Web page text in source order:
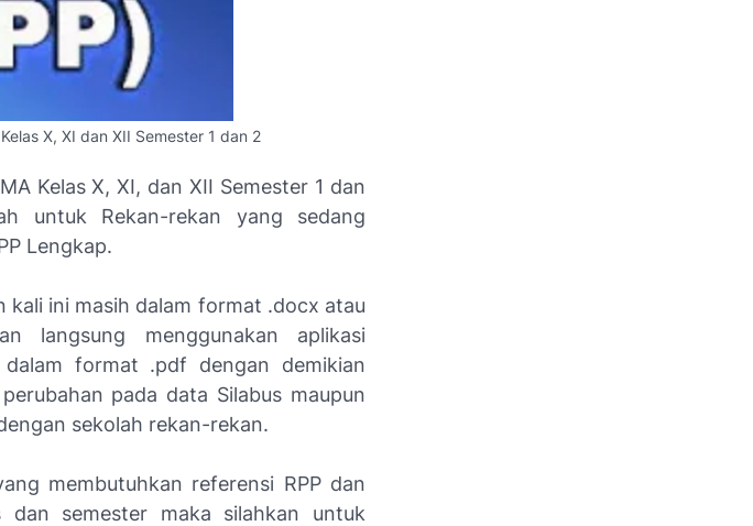
X, XI dan XII Semester 1 dan 2
Kelas X, XI, dan XII Semester 1 dan
untuk Rekan-rekan yang sedang
Lengkap.
kali ini masih dalam format .docx atau
langsung menggunakan aplikasi
format .pdf dengan demikian
pada data Silabus maupun
sekolah rekan-rekan.
membutuhkan referensi RPP dan
dan semester maka silahkan untuk